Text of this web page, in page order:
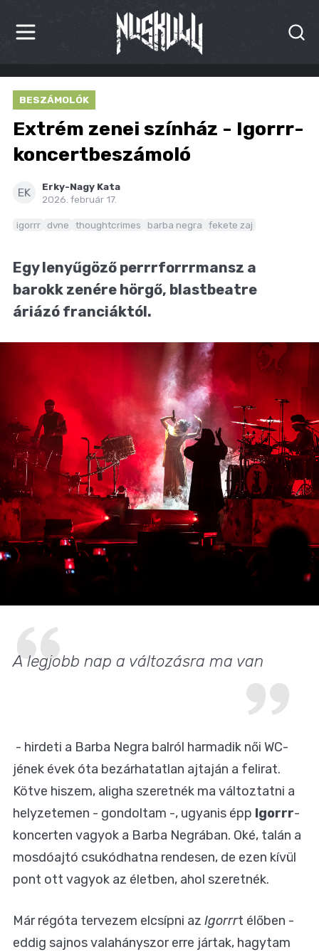
HÍREK
KRITIKÁK
BESZÁMOLÓK
MÁSVILÁG
BLOG
BESZÁMOLÓK
Extrém zenei színház - Igorrr-
koncertbeszámoló
EK
Erky-Nagy Kata
2026. február 17.
igorrr dvne thoughtcrimes barba negra fekete zaj
Egy lenyűgöző perrrforrrmansz a
barokk zenére hörgő, blastbeatre
áriázó franciáktól.
A legjobb nap a változásra ma van
- hirdeti a Barba Negra balról harmadik női WC-
jének évek óta bezárhatatlan ajtaján a felirat.
Kötve hiszem, aligha szeretnék ma változtatni a
helyzetemen - gondoltam -, ugyanis épp Igorrr-
koncerten vagyok a Barba Negrában. Oké, talán a
mosdóajtó csukódhatna rendesen, de ezen kívül
pont ott vagyok az életben, ahol szeretnék.
Már régóta tervezem elcsípni az Igorrrt élőben -
eddig sajnos valahányszor erre jártak, hagytam